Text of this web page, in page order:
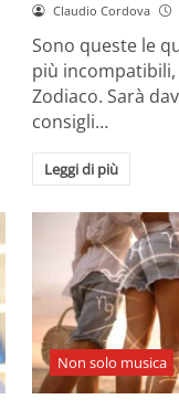
Claudio Cordova
Sono queste le
più
Zodiaco. Sarà
consigli…
Leggi di più
Non solo musica